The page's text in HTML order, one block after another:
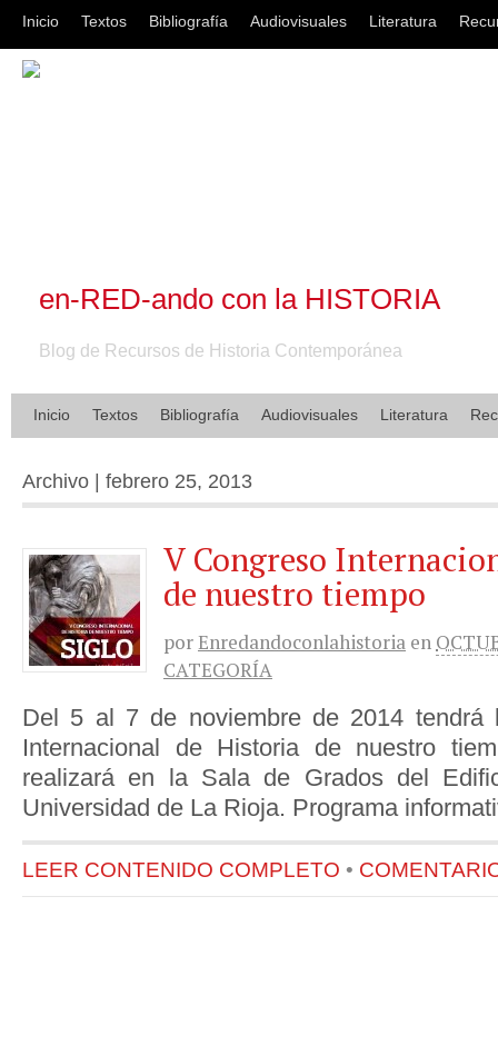
Inicio Textos Bibliografía Audiovisuales Literatura
en-RED-ando con la HISTORIA
Blog de Recursos de Historia Contemporánea
Inicio Textos Bibliografía Audiovisuales Literatura
Archivo | febrero 25, 2013
V Congreso
de nuestro tiempo
porEnredandoconlahistoria en
CATEGORÍA
Del 5 al 7 de noviembre de 2014 tendrá
Internacional de Historia de nuestro
realizará en la Sala de Grados del
Universidad de La Rioja. Programa
LEER CONTENIDO COMPLETO •